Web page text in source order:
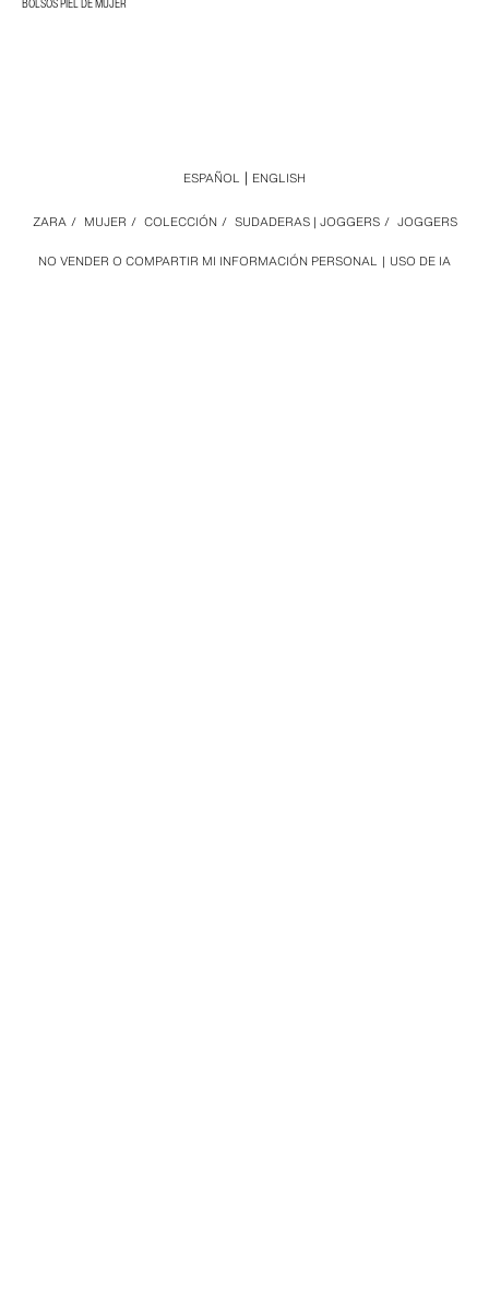
NO VENDER O COMPARTIR MI INFORMACIÓN PERSONAL USO DE IA
ZARA / MUJER / COLECCIÓN / SUDADERAS | JOGGERS / JOGGERS
ESPAÑOL ENGLISH